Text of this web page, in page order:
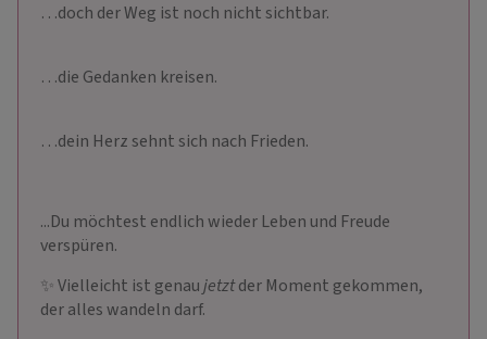
…doch der Weg ist noch nicht sichtbar.
…die Gedanken kreisen.
…dein Herz sehnt sich nach Frieden.
...Du möchtest endlich wieder Leben und Freude
verspüren.
✨ Vielleicht ist genaujetztder Moment gekommen,
der alles wandeln darf.